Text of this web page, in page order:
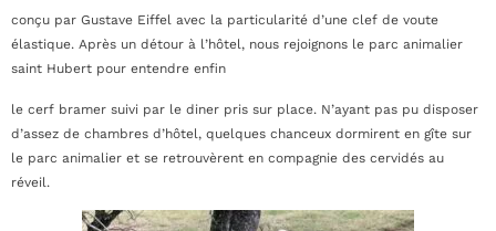
conçu par Gustave Eiffel avec la particularité d’une clef de voute
élastique. Après un détour à l’hôtel, nous rejoignons le parc animalier
saint Hubert pour entendre enfin
le cerf bramer suivi par le diner pris sur place. N’ayant pas pu disposer
d’assez de chambres d’hôtel, quelques chanceux dormirent en gîte sur
le parc animalier et se retrouvèrent en compagnie des cervidés au
réveil.